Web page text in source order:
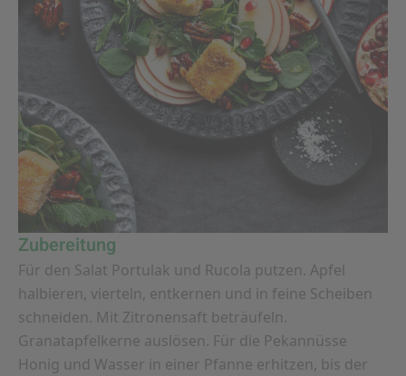
Zubereitung
Für den Salat Portulak und Rucola putzen. Apfel
halbieren, vierteln, entkernen und in feine Scheiben
schneiden. Mit Zitronensaft beträufeln.
Granatapfelkerne auslösen. Für die Pekannüsse
Honig und Wasser in einer Pfanne erhitzen, bis der